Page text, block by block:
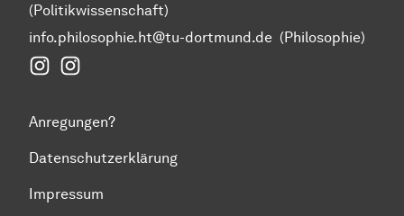
(Politikwissenschaft)
info.philosophie.ht@tu-dortmund.de (Philosophie)
Instagram Fakultät Humanwissenschaften und
Anregungen?
Datenschutzerklärung
Impressum